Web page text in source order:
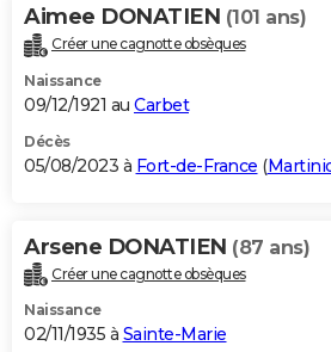
Aimee DONATIEN (101 ans)
Créer une cagnotte obsèques
Naissance
09/12/1921 au Carbet
Décès
05/08/2023 à Fort-de-France (
Arsene DONATIEN (87 ans)
Créer une cagnotte obsèques
Naissance
02/11/1935 à Sainte-Marie